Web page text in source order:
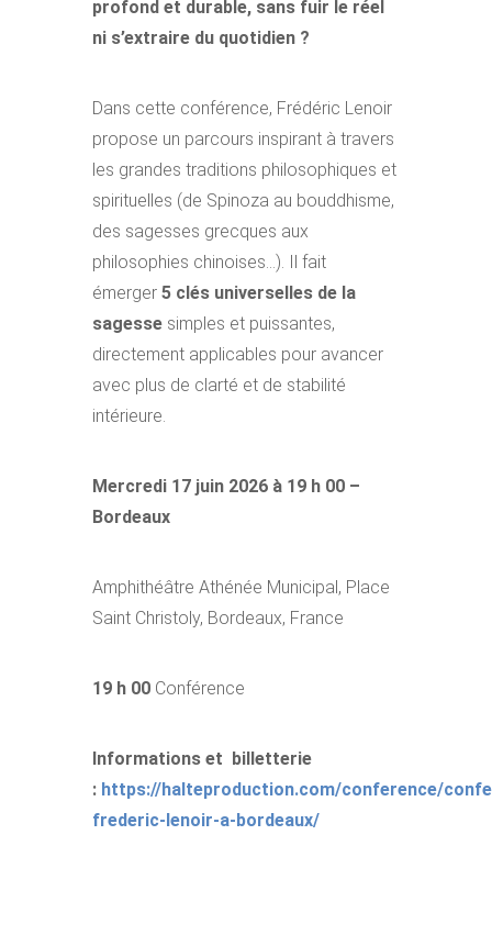
profond et durable, sans fuir le réel
ni s’extraire du quotidien ?
Dans cette conférence, Frédéric Lenoir
propose un parcours inspirant à travers
les grandes traditions philosophiques et
spirituelles (de Spinoza au bouddhisme,
des sagesses grecques aux
philosophies chinoises…). Il fait
émerger 5 clés universelles de la
sagesse simples et puissantes,
directement applicables pour avancer
avec plus de clarté et de stabilité
intérieure.
Mercredi 17 juin 2026 à 19 h 00 –
Bordeaux
Amphithéâtre Athénée Municipal, Place
Saint Christoly, Bordeaux, France
19 h 00 Conférence
Informations et billetterie
: https://halteproduction.com/conference/
frederic-lenoir-a-bordeaux/